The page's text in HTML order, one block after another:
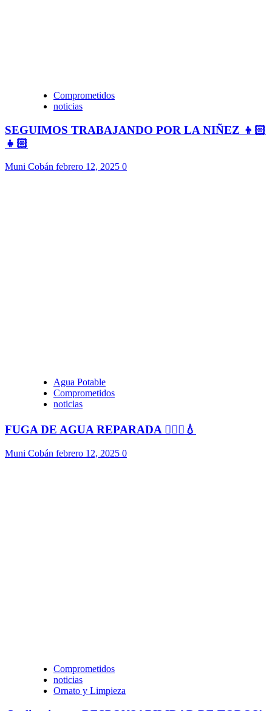
Comprometidos
noticias
SEGUIMOS TRABAJANDO POR LA NIÑEZ 👦🏻
👧🏻
Muni Cobán febrero 12, 2025 0
Agua Potable
Comprometidos
noticias
FUGA DE AGUA REPARADA 👷🏻‍♂️💧
Muni Cobán febrero 12, 2025 0
Comprometidos
noticias
Ornato y Limpieza